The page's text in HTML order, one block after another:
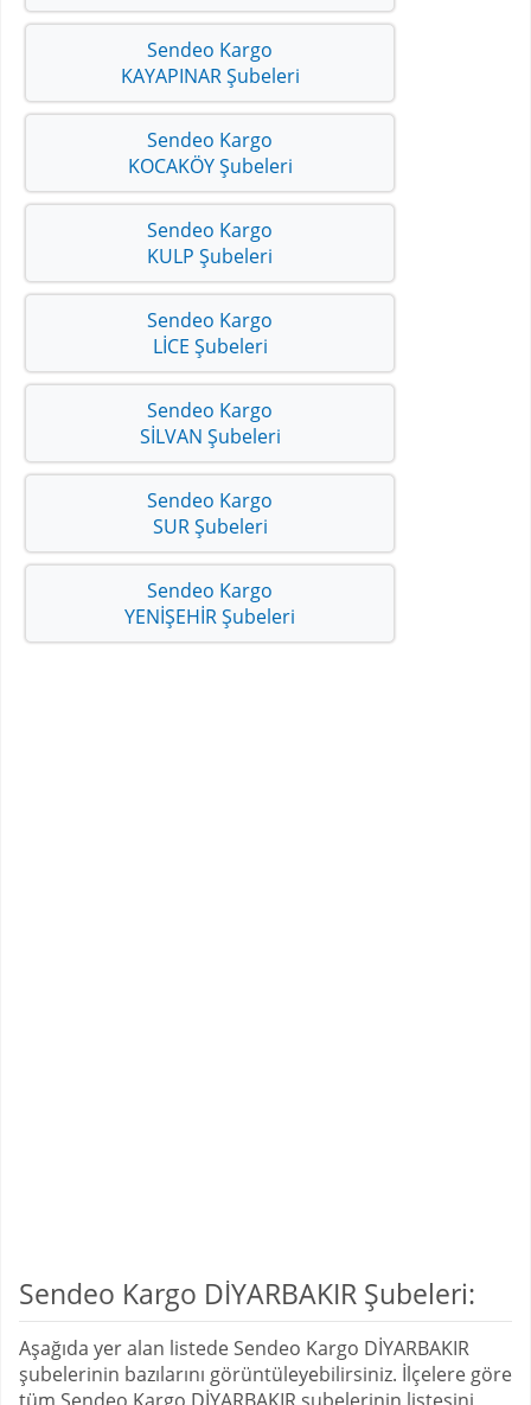
Sendeo Kargo
KAYAPINAR Şubeleri
Sendeo Kargo
KOCAKÖY Şubeleri
Sendeo Kargo
KULP Şubeleri
Sendeo Kargo
LİCE Şubeleri
Sendeo Kargo
SİLVAN Şubeleri
Sendeo Kargo
SUR Şubeleri
Sendeo Kargo
YENİŞEHİR Şubeleri
Sendeo Kargo DİYARBAKIR Şubeleri:
Aşağıda yer alan listede Sendeo Kargo DİYARBAKIR
şubelerinin bazılarını görüntüleyebilirsiniz. İlçelere göre